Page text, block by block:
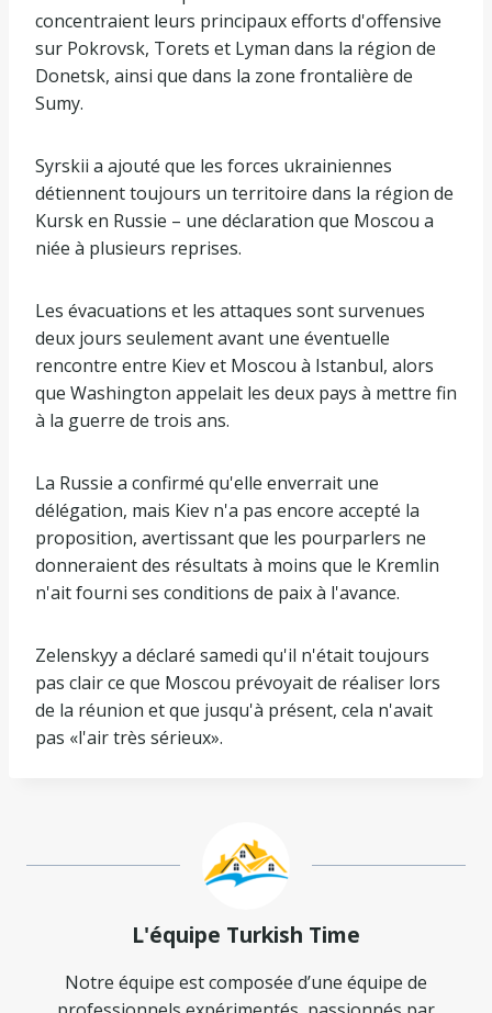
concentraient leurs principaux efforts d'offensive
sur Pokrovsk, Torets et Lyman dans la région de
Donetsk, ainsi que dans la zone frontalière de
Sumy.
Syrskii a ajouté que les forces ukrainiennes
détiennent toujours un territoire dans la région de
Kursk en Russie – une déclaration que Moscou a
niée à plusieurs reprises.
Les évacuations et les attaques sont survenues
deux jours seulement avant une éventuelle
rencontre entre Kiev et Moscou à Istanbul, alors
que Washington appelait les deux pays à mettre fin
à la guerre de trois ans.
La Russie a confirmé qu'elle enverrait une
délégation, mais Kiev n'a pas encore accepté la
proposition, avertissant que les pourparlers ne
donneraient des résultats à moins que le Kremlin
n'ait fourni ses conditions de paix à l'avance.
Zelenskyy a déclaré samedi qu'il n'était toujours
pas clair ce que Moscou prévoyait de réaliser lors
de la réunion et que jusqu'à présent, cela n'avait
pas «l'air très sérieux».
L'équipe Turkish Time
Notre équipe est composée d’une équipe de